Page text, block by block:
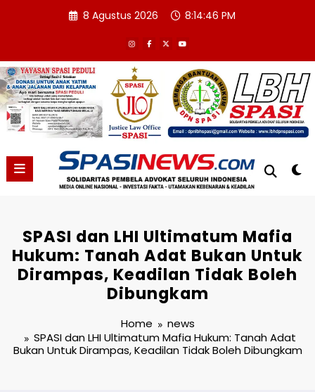
8 Agustus 2026 8:14:47 PM
SPASI dan LHI Ultimatum Mafia
Hukum: Tanah Adat Bukan Untuk
Dirampas, Keadilan Tidak Boleh
Dibungkam
Home
news
SPASI dan LHI Ultimatum Mafia Hukum: Tanah Adat
Bukan Untuk Dirampas, Keadilan Tidak Boleh Dibungkam